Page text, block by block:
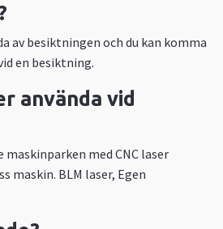
av besiktningen och du kan komma
en besiktning.
använda vid
maskinparken med CNC laser
maskin. BLM laser, Egen